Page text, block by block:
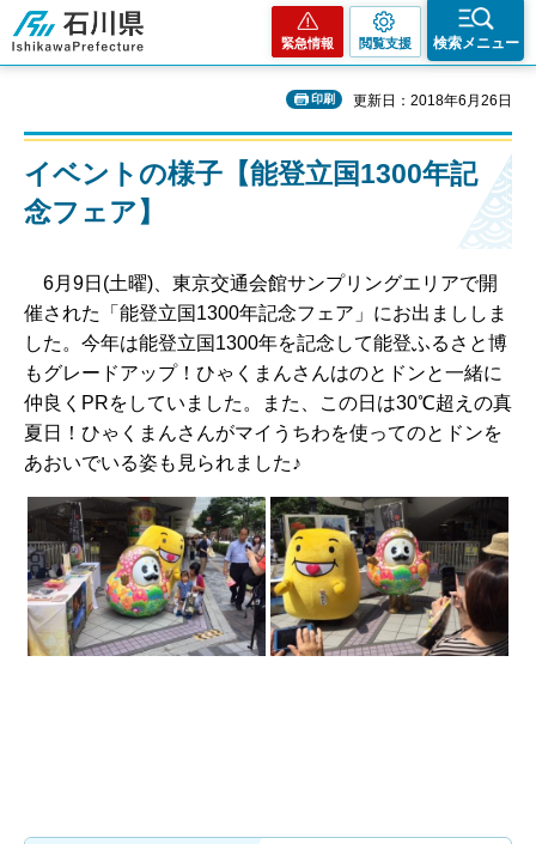
石川県
緊急情報 閲覧支援 検索メニュー
印刷 更新日：2018年6月26日
イベントの様子【能登立国1300年記
念フェア】
6月9日(土曜)、東京交通会館サンプリングエリアで開
催された「能登立国1300年記念フェア」にお出まししま
した。今年は能登立国1300年を記念して能登ふるさと博
もグレードアップ！ひゃくまんさんはのとドンと一緒に
仲良くPRをしていました。また、この日は30℃超えの真
夏日！ひゃくまんさんがマイうちわを使ってのとドンを
あおいでいる姿も見られました♪